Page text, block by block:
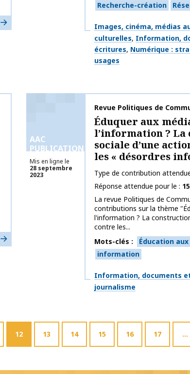
En savoir plus
Recherche-création
Thématiques
Images, cinéma, médias
culturelles Information,
écritures Numérique :
usages
En savoir plus
AAC
PUBLICATIONS
Mis en ligne le
28 septembre
2023
Nom de la publication
Revue Politiques de
Éduquer aux
l’information ?
sociale d’une
les « désordres
Type de contribution
Réponse attendue pour le
La revue Politiques de
contributions sur la thème
l'information ? La
contre les...
Mots-clés
Éducation
information
Thématiques
Information, documents
journalisme
12 13 14 15 16 17 …